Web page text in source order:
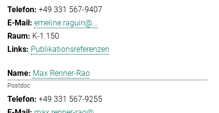
+49 331 567-9407
emeline.raguin@...
K-1.150
Publikationsreferenzen
Max Renner-Rao
Postdoc
+49 331 567-9255